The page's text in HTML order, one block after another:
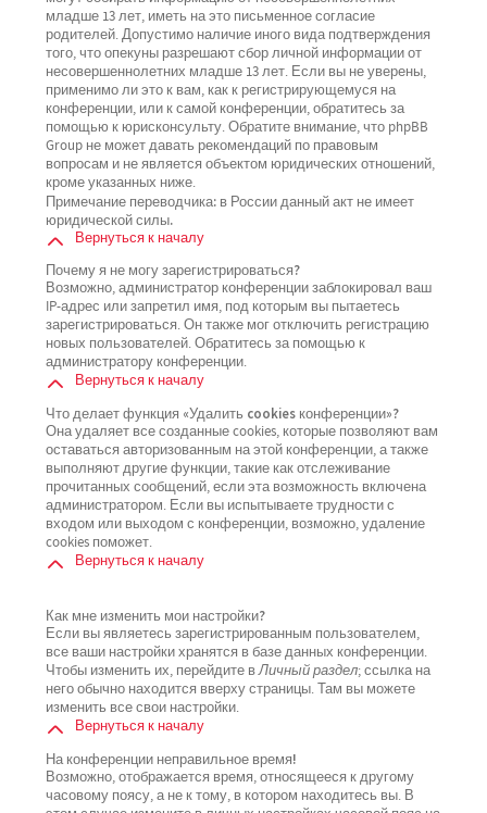
младше 13 лет, иметь на это письменное согласие
родителей. Допустимо наличие иного вида подтверждения
того, что опекуны разрешают сбор личной информации от
несовершеннолетних младше 13 лет. Если вы не уверены,
применимо ли это к вам, как к регистрирующемуся на
конференции, или к самой конференции, обратитесь за
помощью к юрисконсульту. Обратите внимание, что phpBB
Group не может давать рекомендаций по правовым
вопросам и не является объектом юридических отношений,
кроме указанных ниже.
Примечание переводчика: в России данный акт не имеет
юридической силы.
Вернуться к началу
Почему я не могу зарегистрироваться?
Возможно, администратор конференции заблокировал ваш
IP-адрес или запретил имя, под которым вы пытаетесь
зарегистрироваться. Он также мог отключить регистрацию
новых пользователей. Обратитесь за помощью к
администратору конференции.
Вернуться к началу
Что делает функция «Удалить cookies конференции»?
Она удаляет все созданные cookies, которые позволяют вам
оставаться авторизованным на этой конференции, а также
выполняют другие функции, такие как отслеживание
прочитанных сообщений, если эта возможность включена
администратором. Если вы испытываете трудности с
входом или выходом с конференции, возможно, удаление
cookies поможет.
Вернуться к началу
Как мне изменить мои настройки?
Если вы являетесь зарегистрированным пользователем,
все ваши настройки хранятся в базе данных конференции.
Чтобы изменить их, перейдите вЛичный раздел; ссылка на
него обычно находится вверху страницы. Там вы можете
изменить все свои настройки.
Вернуться к началу
На конференции неправильное время!
Возможно, отображается время, относящееся к другому
часовому поясу, а не к тому, в котором находитесь вы. В